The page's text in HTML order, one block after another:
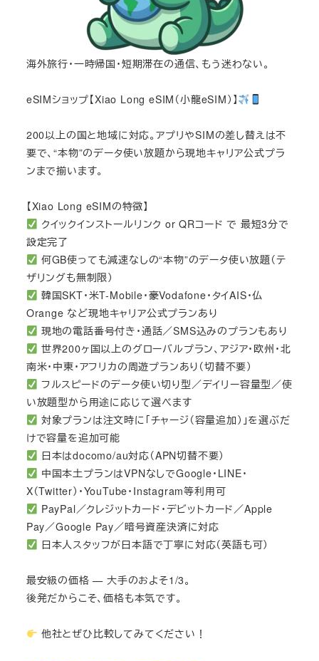
海外旅行・一時帰国・短期滞在の通信、もう迷わない。
eSIMショップ【Xiao Long eSIM（小龍eSIM）】
200以上の国と地域に対応。アプリやSIMの差し替えは不
要で、“本物”のデータ使い放題から現地キャリア公式プラ
ンまで揃います。
【Xiao Long eSIMの特徴】
クイックインストールリンク or QRコード で 最短3分で
設定完了
何GB使っても減速なしの“本物”のデータ使い放題（テ
ザリングも無制限）
韓国SKT・米T-Mobile・豪Vodafone・タイAIS・仏
Orange など現地キャリア公式プランあり
現地の電話番号付き・通話／SMS込みのプランもあり
世界200ヶ国以上のグローバルプラン、アジア・欧州・北
南米・中東・アフリカの周遊プランあり（切替不要）
フルスピードのデータ使い切り型／デイリー容量型／使
い放題型から用途に応じて選べます
対象プランは注文時に「チャージ（容量追加）」を選ぶだ
けで容量を追加可能
日本はdocomo/au対応（APN切替不要）
中国本土プランはVPNなしでGoogle・LINE・
X（Twitter）・YouTube・Instagram等利用可
PayPal／クレジットカード・デビットカード／Apple
Pay／Google Pay／暗号資産決済に対応
日本人スタッフが日本語で丁寧に対応（英語も可）
最安級の価格 — 大手のおよそ1/3。
後発だからこそ、価格も本気です。
他社とぜひ比較してみてください！